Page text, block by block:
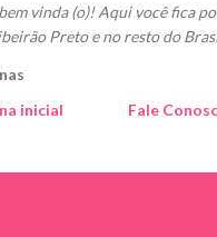
vinda (o)! Aqui você fica
Preto e no resto do
inicial
Fale